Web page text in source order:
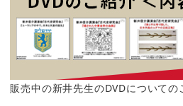
販売中の新井先生のDVDについての